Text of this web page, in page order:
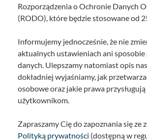
Rozporządzenia o Ochronie Danych
(RODO), które będzie stosowane od
Informujemy jednocześnie, że nie
aktualnych ustawieniach ani
danych. Ulepszamy natomiast opis
dokładniej wyjaśniamy, jak
osobowe oraz jakie prawa
użytkownikom.
Zapraszamy Cię do zapoznania się ze
Polityką prywatności (dostępną w